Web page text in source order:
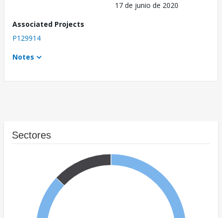
17 de junio de 2020
Associated Projects
P129914
Notes
Sectores